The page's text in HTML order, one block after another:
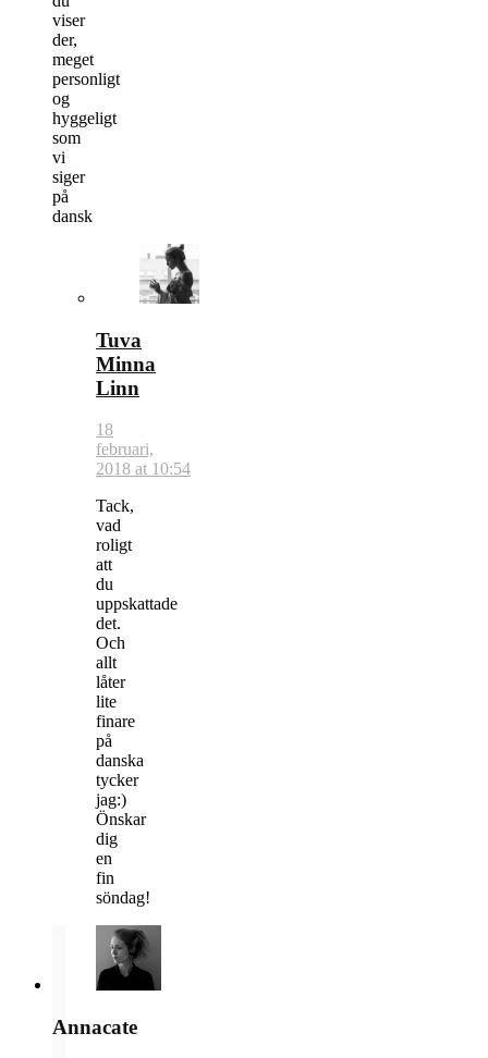
viser
der,
meget
personligt
og
hyggeligt
som
vi
siger
på
dansk
Tuva
Minna
Linn
18
februari,
2018 at 10:54
Tack,
vad
roligt
att
du
uppskattade
det.
Och
allt
låter
lite
finare
på
danska
tycker
jag:)
Önskar
dig
en
fin
söndag!
Annacate